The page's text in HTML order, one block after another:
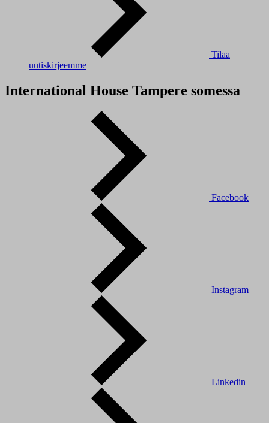
Tilaa
uutiskirjeemme
International House Tampere somessa
Facebook
Instagram
Linkedin